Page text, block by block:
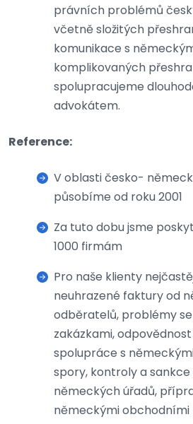
právních problémů
včetně složitých
komunikace s
komplikovaných
spolupracujeme
advokátem.
Reference:
V oblasti česko-
působíme od roku 2001
Za tuto dobu jsme
1000 firmám
Pro naše klienty
neuhrazené faktury od
odběratelů, problémy
zakázkami,
spolupráce s
spory, kontroly a
německých úřadů,
německými